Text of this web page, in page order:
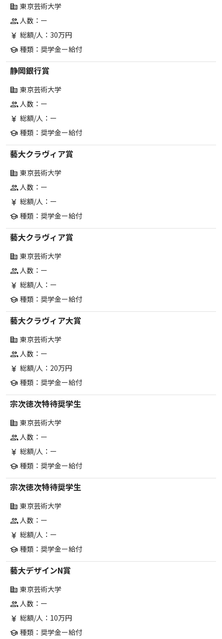
corporate_fare 東京芸術大学
group人数：ー
currency_yen 総額/人：30万円
school 種類：奨学金ー給付
静岡銀行賞
corporate_fare 東京芸術大学
group人数：ー
currency_yen 総額/人：ー
school 種類：奨学金ー給付
藝大クラヴィア賞
corporate_fare 東京芸術大学
group人数：ー
currency_yen 総額/人：ー
school 種類：奨学金ー給付
藝大クラヴィア賞
corporate_fare 東京芸術大学
group人数：ー
currency_yen 総額/人：ー
school 種類：奨学金ー給付
藝大クラヴィア大賞
corporate_fare 東京芸術大学
group人数：ー
currency_yen 総額/人：20万円
school 種類：奨学金ー給付
宗次徳次特待奨学生
corporate_fare 東京芸術大学
group人数：ー
currency_yen 総額/人：ー
school 種類：奨学金ー給付
宗次徳次特待奨学生
corporate_fare 東京芸術大学
group人数：ー
currency_yen 総額/人：ー
school 種類：奨学金ー給付
藝大デザインN賞
corporate_fare 東京芸術大学
group人数：ー
currency_yen 総額/人：10万円
school 種類：奨学金ー給付